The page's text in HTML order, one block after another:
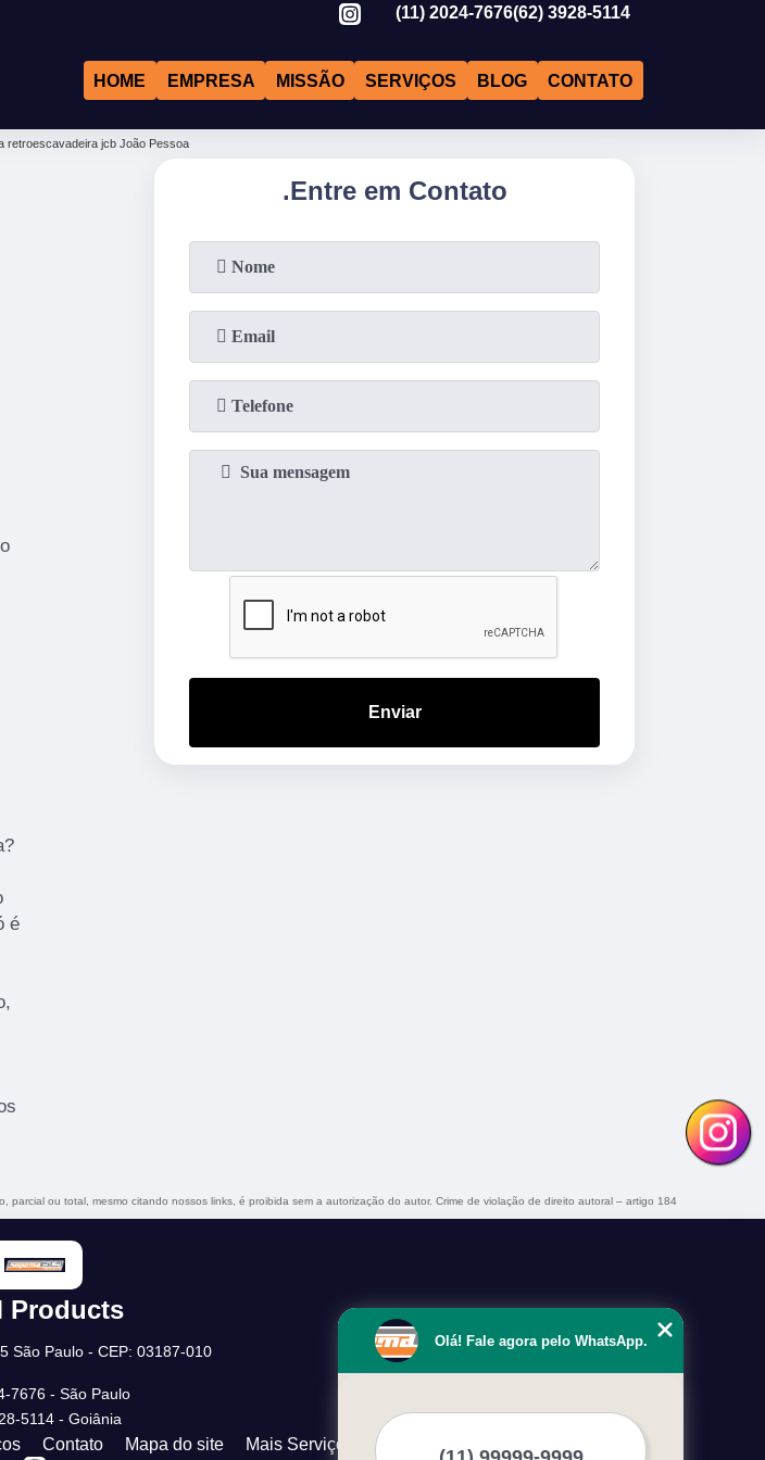
(11) 2024-7676(62) 3928-5114
HOME EMPRESA MISSÃO SERVIÇOS BLOG CONTATO
retroescavadeira jcb João Pessoa
é
.Entre em Contato
Enviar
parcial ou total, mesmo citando nossos links, é proibida sem a autorização do autor. Crime de violação de direito autoral – artigo 184
Products
São Paulo - CEP: 03187-010
7676 - São Paulo
5114 - Goiânia
Contato Mapa do site Mais Serviços
Olá! Fale agora pelo WhatsApp.